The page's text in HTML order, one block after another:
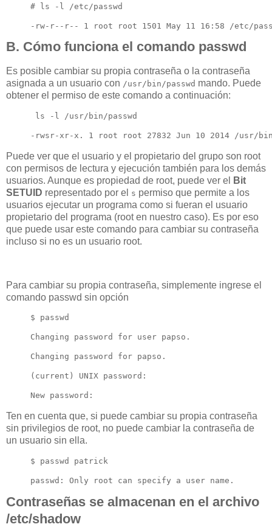
# ls -l /etc/passwd
-rw-r--r-- 1 root root 1501 May 11 16:58 /etc/
B. Cómo funciona el comando passwd
Es posible cambiar su propia contraseña o la contraseña
asignada a un usuario con /usr/bin/passwd mando. Puede
obtener el permiso de este comando a continuación:
ls -l /usr/bin/passwd
-rwsr-xr-x. 1 root root 27832 Jun 10 2014 /usr/
Puede ver que el usuario y el propietario del grupo son root
con permisos de lectura y ejecución también para los demás
usuarios. Aunque es propiedad de root, puede ver el
Bit
SETUID representado por el s permiso que permite a los
usuarios ejecutar un programa como si fueran el usuario
propietario del programa (root en nuestro caso). Es por eso
que puede usar este comando para cambiar su contraseña
incluso si no es un usuario root.
Para cambiar su propia contraseña, simplemente ingrese el
comando passwd sin opción
$ passwd
Changing password for user papso.
Changing password for papso.
(current) UNIX password:
New password:
Ten en cuenta que, si puede cambiar su propia contraseña
sin privilegios de root, no puede cambiar la contraseña de
un usuario sin ella.
$ passwd patrick
passwd: Only root can specify a user name.
Contraseñas se almacenan en el archivo
/etc/shadow